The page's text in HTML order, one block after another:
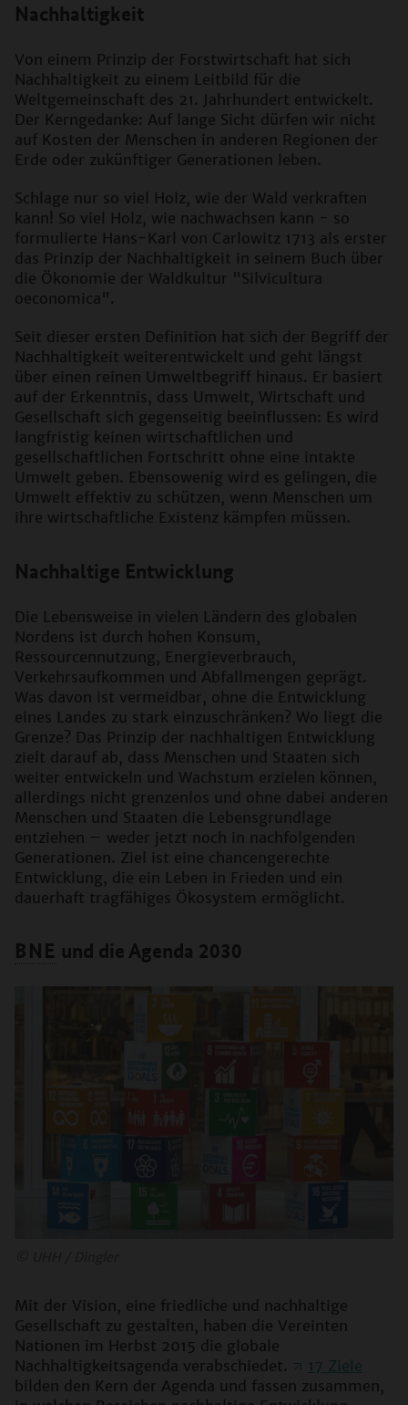
Nachhaltigkeit
Von einem Prinzip der Forstwirtschaft hat sich
Nachhaltigkeit zu einem Leitbild für die
Weltgemeinschaft des 21. Jahrhundert entwickelt.
Der Kerngedanke: Auf lange Sicht dürfen wir nicht
auf Kosten der Menschen in anderen Regionen der
Erde oder zukünftiger Generationen leben.
Schlage nur so viel Holz, wie der Wald verkraften
kann! So viel Holz, wie nachwachsen kann - so
formulierte Hans-Karl von Carlowitz 1713 als erster
das Prinzip der Nachhaltigkeit in seinem Buch über
die Ökonomie der Waldkultur "Silvicultura
oeconomica".
Seit dieser ersten Definition hat sich der Begriff der
Nachhaltigkeit weiterentwickelt und geht längst
über einen reinen Umweltbegriff hinaus. Er basiert
auf der Erkenntnis, dass Umwelt, Wirtschaft und
Gesellschaft sich gegenseitig beeinflussen: Es wird
langfristig keinen wirtschaftlichen und
gesellschaftlichen Fortschritt ohne eine intakte
Umwelt geben. Ebensowenig wird es gelingen, die
Umwelt effektiv zu schützen, wenn Menschen um
ihre wirtschaftliche Existenz kämpfen müssen.
Nachhaltige Entwicklung
Die Lebensweise in vielen Ländern des globalen
Nordens ist durch hohen Konsum,
Ressourcennutzung, Energieverbrauch,
Verkehrsaufkommen und Abfallmengen geprägt.
Was davon ist vermeidbar, ohne die Entwicklung
eines Landes zu stark einzuschränken? Wo liegt die
Grenze? Das Prinzip der nachhaltigen Entwicklung
zielt darauf ab, dass Menschen und Staaten sich
weiter entwickeln und Wachstum erzielen können,
allerdings nicht grenzenlos und ohne dabei anderen
Menschen und Staaten die Lebensgrundlage
entziehen – weder jetzt noch in nachfolgenden
Generationen. Ziel ist eine chancengerechte
Entwicklung, die ein Leben in Frieden und ein
dauerhaft tragfähiges Ökosystem ermöglicht.
BNE und die Agenda 2030
Mit der Vision, eine friedliche und nachhaltige
Gesellschaft zu gestalten, haben die Vereinten
Nationen im Herbst 2015 die globale
Nachhaltigkeitsagenda verabschiedet.
17 Ziele
bilden den Kern der Agenda und fassen zusammen,